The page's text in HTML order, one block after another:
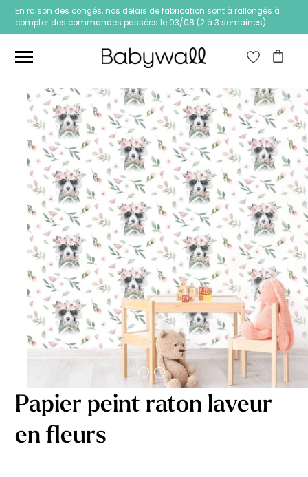
En raison des congés, nos délais de fabrication sont à rallongés à
compter des commandes passées le 03/08 (2 à 3 semaines)
Ces articles peuvent aussi vous intéresser
Papier peint Fleurs
délicates
À partir
de
Papier peint jungle
beige
À partir
de
29,90€
Papier peint raton laveur
en fleurs